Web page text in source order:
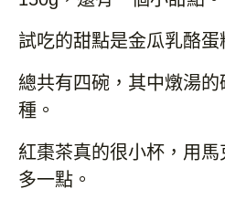
試吃的甜點是金瓜乳酪蛋
總共有四碗，其中燉湯
種。
紅棗茶真的很小杯，用
多一點。